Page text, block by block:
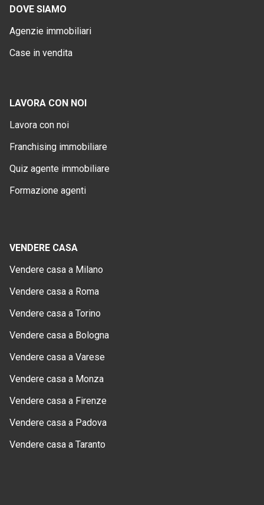
DOVE SIAMO
Agenzie immobiliari
Case in vendita
LAVORA CON NOI
Lavora con noi
Franchising immobiliare
Quiz agente immobiliare
Formazione agenti
VENDERE CASA
Vendere casa a Milano
Vendere casa a Roma
Vendere casa a Torino
Vendere casa a Bologna
Vendere casa a Varese
Vendere casa a Monza
Vendere casa a Firenze
Vendere casa a Padova
Vendere casa a Taranto